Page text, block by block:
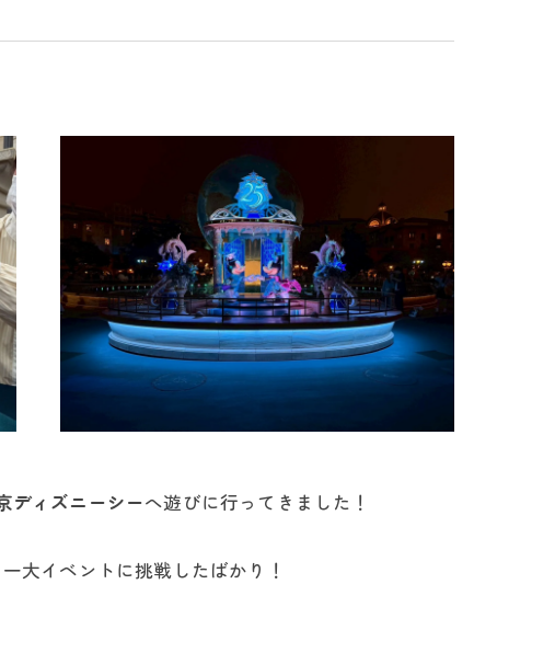
ディズニーシーへ遊びに行ってきました！
大イベントに挑戦したばかり！